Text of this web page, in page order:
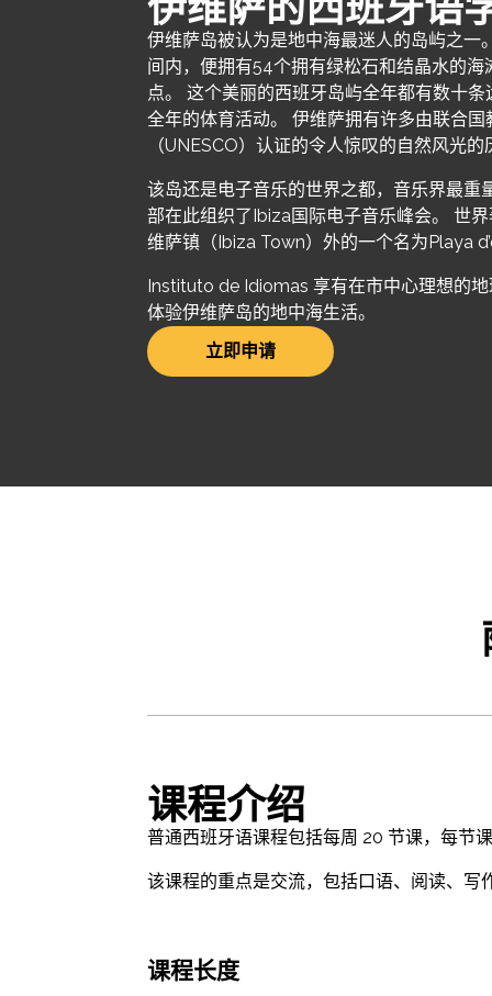
伊维萨岛被认为是地中海最迷人的岛屿之一
间内，便拥有54个拥有绿松石和结晶水的
点。 这个美丽的西班牙岛屿全年都有数十
全年的体育活动。 伊维萨拥有许多由联合
（UNESCO）认证的令人惊叹的自然风光的
该岛还是电子音乐的世界之都，音乐界最重
部在此组织了Ibiza国际电子音乐峰会。 世
维萨镇（Ibiza Town）外的一个名为Playa
Instituto de Idiomas 享有在市中心理想的
体验伊维萨岛的地中海生活。
立即申请
课程介绍
普通西班牙语课程包括每周 20 节课，每节
该课程的重点是交流，包括口语、阅读、
课程长度